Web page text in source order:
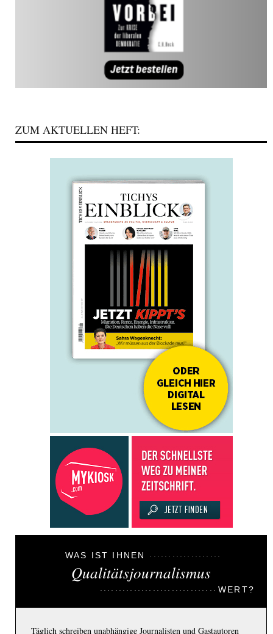
ZUM AKTUELLEN HEFT:
WAS IST IHNEN
Qualitätsjournalismus
WERT?
Täglich schreiben unabhängige Journalisten und Gastautoren